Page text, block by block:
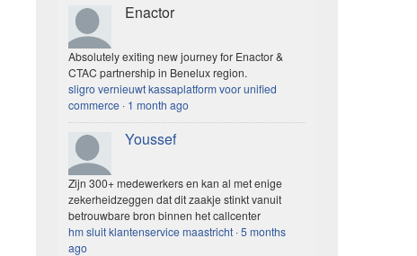
Enactor
Absolutely exiting new journey for Enactor &
CTAC partnership in Benelux region.
sligro vernieuwt kassaplatform voor unified
commerce · 1 month ago
Youssef
Zijn 300+ medewerkers en kan al met enige
zekerheidzeggen dat dit zaakje stinkt vanuit
betrouwbare bron binnen het callcenter
hm sluit klantenservice maastricht ·5 months
ago